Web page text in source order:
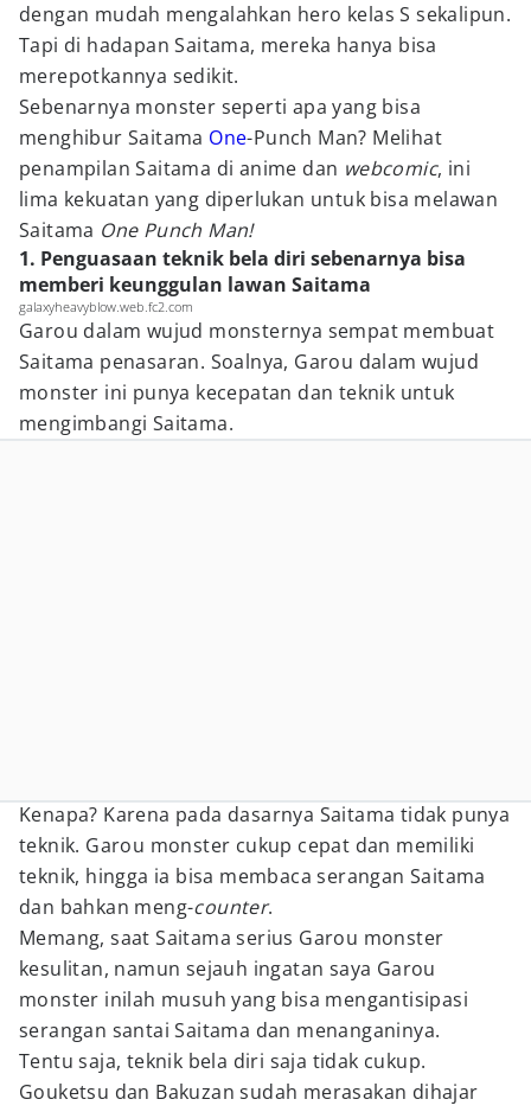
dengan mudah mengalahkan hero kelas S sekalipun.
Tapi di hadapan Saitama, mereka hanya bisa
merepotkannya sedikit.
Sebenarnya monster seperti apa yang bisa
menghibur Saitama One-Punch Man? Melihat
penampilan Saitama di anime dan webcomic, ini
lima kekuatan yang diperlukan untuk bisa melawan
Saitama One Punch Man!
1. Penguasaan teknik bela diri sebenarnya bisa
memberi keunggulan lawan Saitama
galaxyheavyblow.web.fc2.com
Garou dalam wujud monsternya sempat membuat
Saitama penasaran. Soalnya, Garou dalam wujud
monster ini punya kecepatan dan teknik untuk
mengimbangi Saitama.
Kenapa? Karena pada dasarnya Saitama tidak punya
teknik. Garou monster cukup cepat dan memiliki
teknik, hingga ia bisa membaca serangan Saitama
dan bahkan meng-counter.
Memang, saat Saitama serius Garou monster
kesulitan, namun sejauh ingatan saya Garou
monster inilah musuh yang bisa mengantisipasi
serangan santai Saitama dan menanganinya.
Tentu saja, teknik bela diri saja tidak cukup.
Gouketsu dan Bakuzan sudah merasakan dihajar